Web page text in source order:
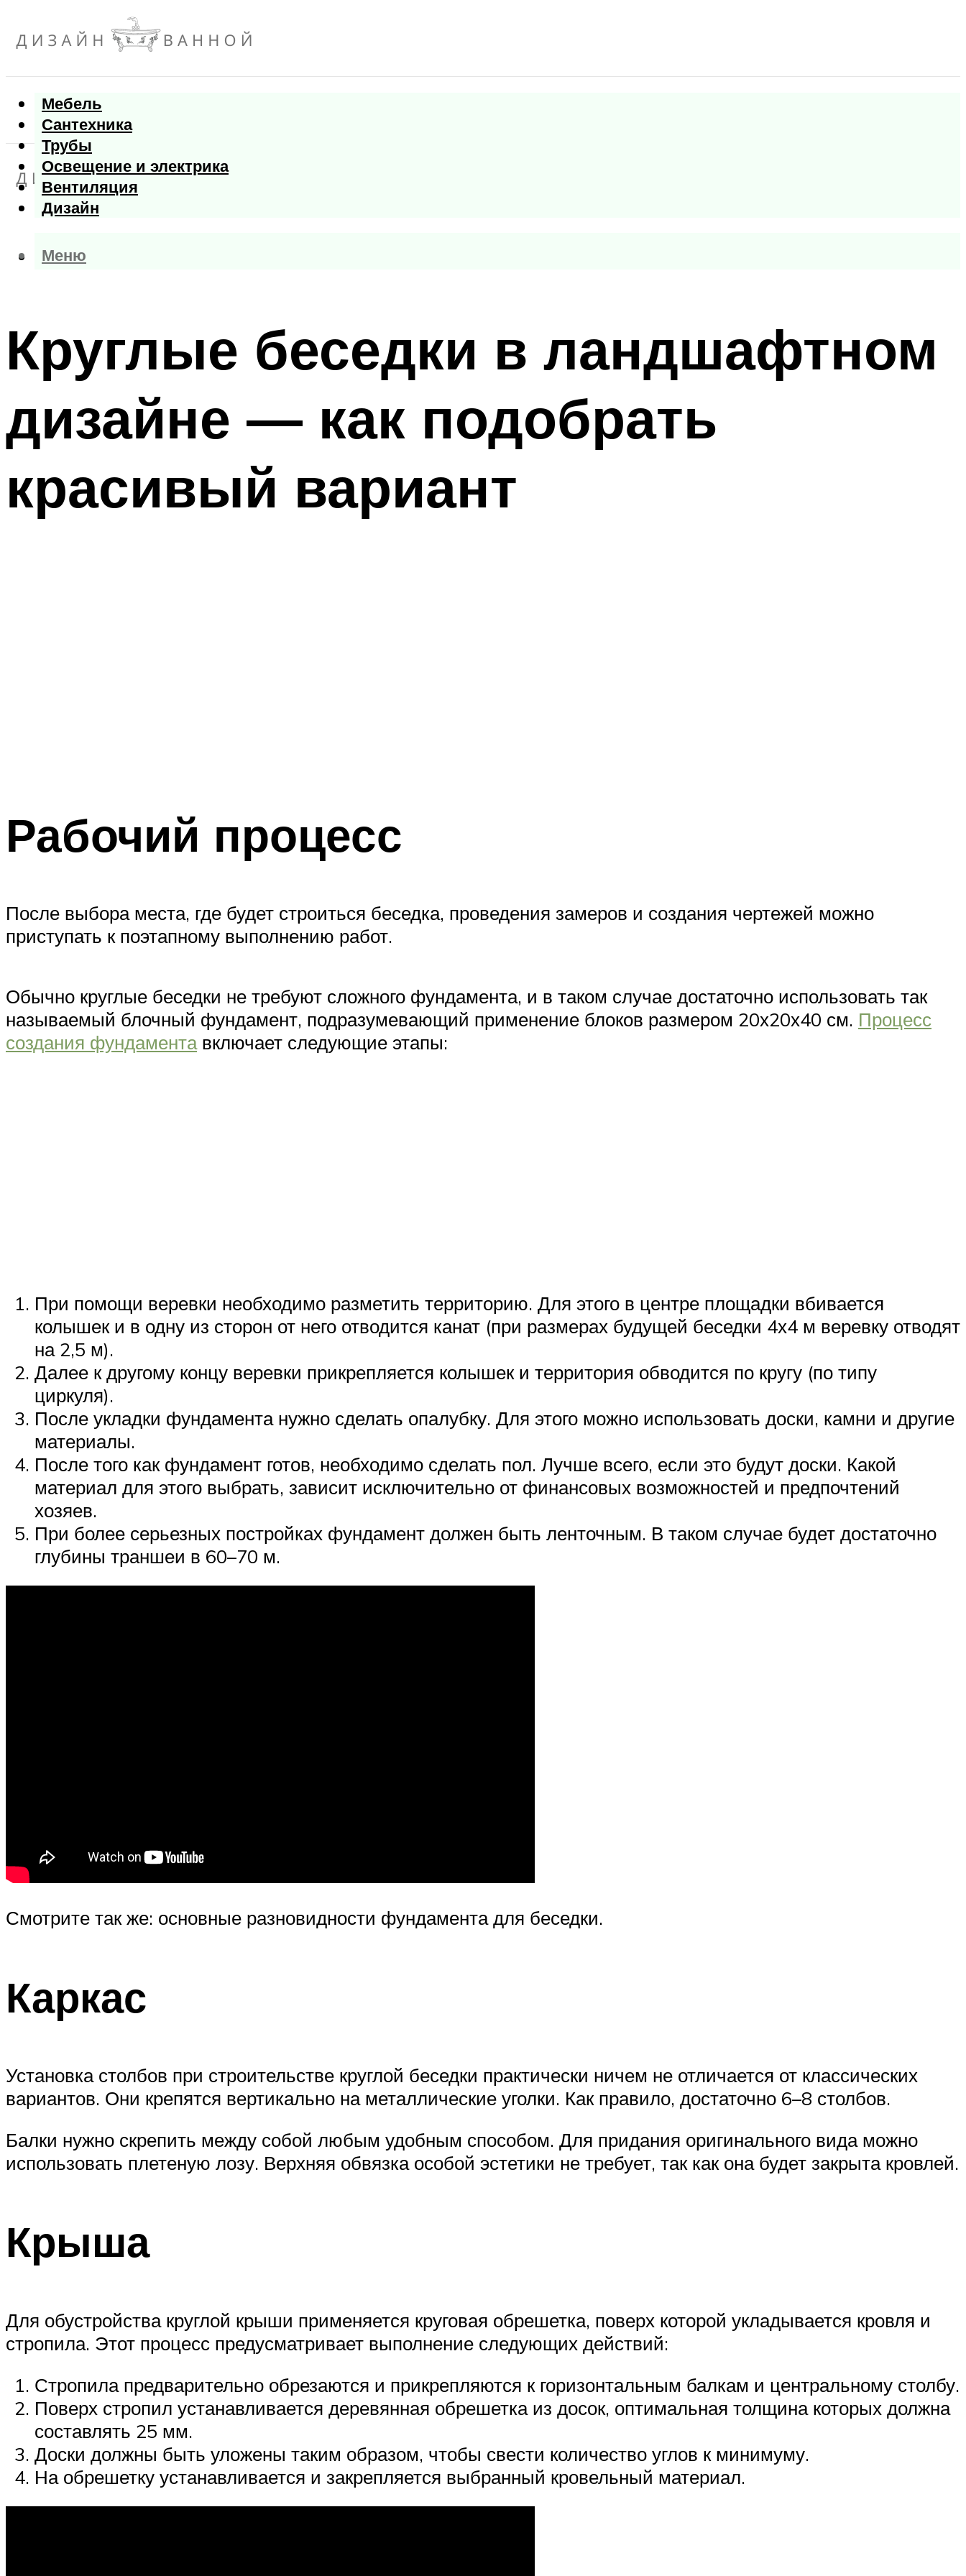
Мебель
Сантехника
Трубы
Освещение и электрика
Вентиляция
Дизайн
Меню
Меню
Круглые беседки в ландшафтном
дизайне — как подобрать
красивый вариант
Рабочий процесс
После выбора места, где будет строиться беседка, проведения замеров и создания чертежей можно
приступать к поэтапному выполнению работ.
Обычно круглые беседки не требуют сложного фундамента, и в таком случае достаточно использовать так
называемый блочный фундамент, подразумевающий применение блоков размером 20х20х40 см. Процесс
создания фундаментавключает следующие этапы:
При помощи веревки необходимо разметить территорию. Для этого в центре площадки вбивается
колышек и в одну из сторон от него отводится канат (при размерах будущей беседки 4х4 м веревку отводят
на 2,5 м).
Далее к другому концу веревки прикрепляется колышек и территория обводится по кругу (по типу
циркуля).
После укладки фундамента нужно сделать опалубку. Для этого можно использовать доски, камни и другие
материалы.
После того как фундамент готов, необходимо сделать пол. Лучше всего, если это будут доски. Какой
материал для этого выбрать, зависит исключительно от финансовых возможностей и предпочтений
хозяев.
При более серьезных постройках фундамент должен быть ленточным. В таком случае будет достаточно
глубины траншеи в 60–70 м.
Смотрите так же: основные разновидности фундамента для беседки.
Каркас
Установка столбов при строительстве круглой беседки практически ничем не отличается от классических
вариантов. Они крепятся вертикально на металлические уголки. Как правило, достаточно 6–8 столбов.
Балки нужно скрепить между собой любым удобным способом. Для придания оригинального вида можно
использовать плетеную лозу. Верхняя обвязка особой эстетики не требует, так как она будет закрыта кровлей.
Крыша
Для обустройства круглой крыши применяется круговая обрешетка, поверх которой укладывается кровля и
стропила. Этот процесс предусматривает выполнение следующих действий:
Стропила предварительно обрезаются и прикрепляются к горизонтальным балкам и центральному столбу.
Поверх стропил устанавливается деревянная обрешетка из досок, оптимальная толщина которых должна
составлять 25 мм.
Доски должны быть уложены таким образом, чтобы свести количество углов к минимуму.
На обрешетку устанавливается и закрепляется выбранный кровельный материал.